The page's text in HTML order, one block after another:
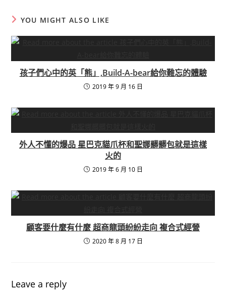
YOU MIGHT ALSO LIKE
孩子們心中的英「熊」,Build-A-bear給你難忘的體驗
2019 年 9 月 16 日
外人不懂的爆品 星巴克貓爪杯和聖娜髒髒包就是這樣
火的
2019 年 6 月 10 日
顧客要什麼有什麼 超商龍頭紛紛走向 複合式經營
2020 年 8 月 17 日
Leave a reply